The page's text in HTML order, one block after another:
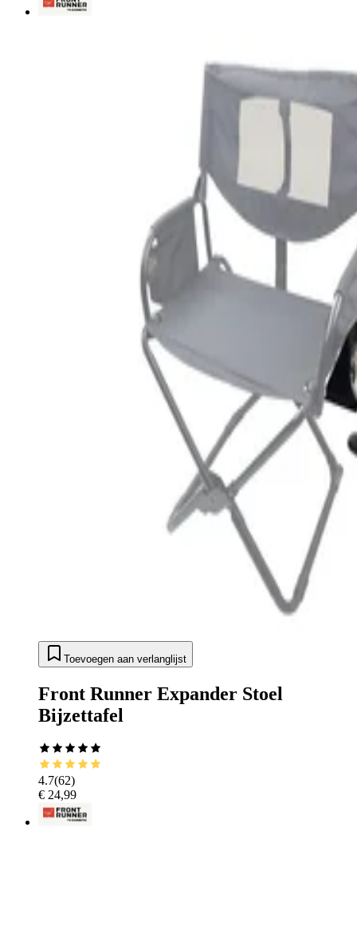
Toevoegen aan verlanglijst
Front Runner Expander Stoel
Bijzettafel
4.7(62)
€ 24,99